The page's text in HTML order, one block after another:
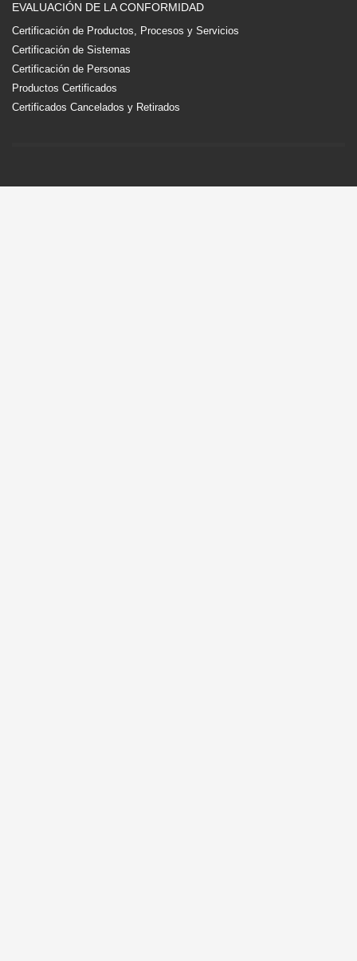
EVALUACIÓN DE LA CONFORMIDAD
Certificación de Productos, Procesos y Servicios
Certificación de Sistemas
Certificación de Personas
Productos Certificados
Certificados Cancelados y Retirados